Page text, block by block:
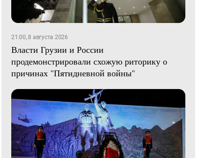
21:00, 8 августа 2026
Власти Грузии и России
продемонстрировали схожую риторику о
причинах "Пятидневной войны"